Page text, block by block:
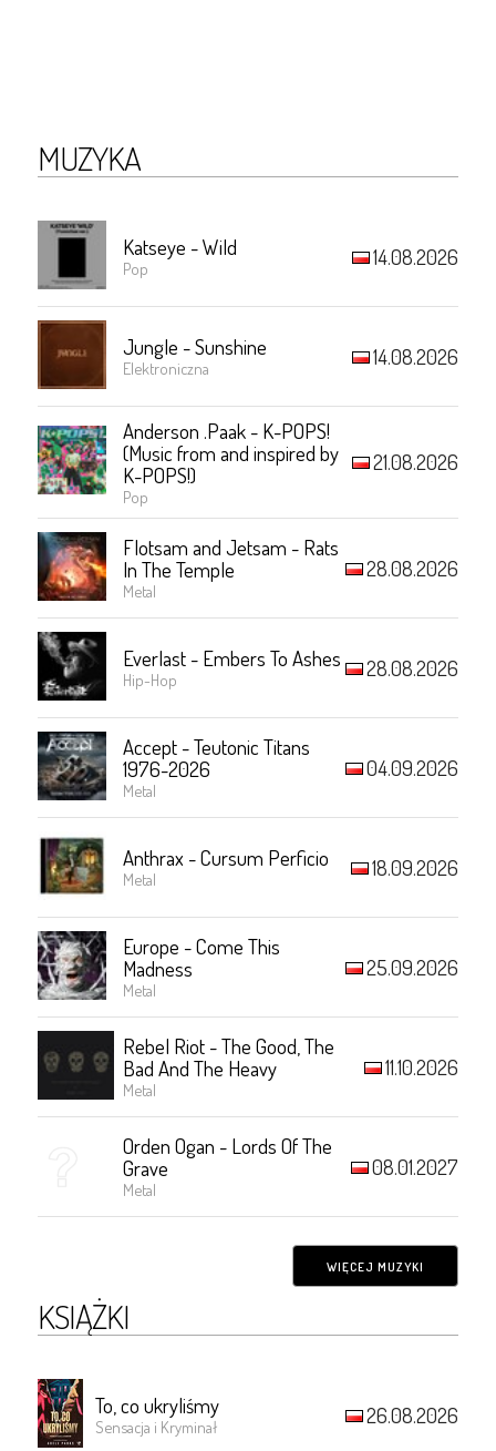
MUZYKA
Katseye - Wild
Pop 14.08.2026
Jungle - Sunshine
Elektroniczna 14.08.2026
Anderson .Paak - K-POPS!
(Music from and inspired by
K-POPS!)
Pop
21.08.2026
Flotsam and Jetsam - Rats
In The Temple
Metal
28.08.2026
Everlast - Embers To Ashes
Hip-Hop 28.08.2026
Accept - Teutonic Titans
1976-2026
Metal
04.09.2026
Anthrax - Cursum Perficio
Metal 18.09.2026
Europe - Come This
Madness
Metal
25.09.2026
Rebel Riot - The Good, The
Bad And The Heavy
Metal
11.10.2026
Orden Ogan - Lords Of The
Grave
Metal
08.01.2027
WIĘCEJ MUZYKI
KSIĄŻKI
To, co ukryliśmy
Sensacja i Kryminał 26.08.2026